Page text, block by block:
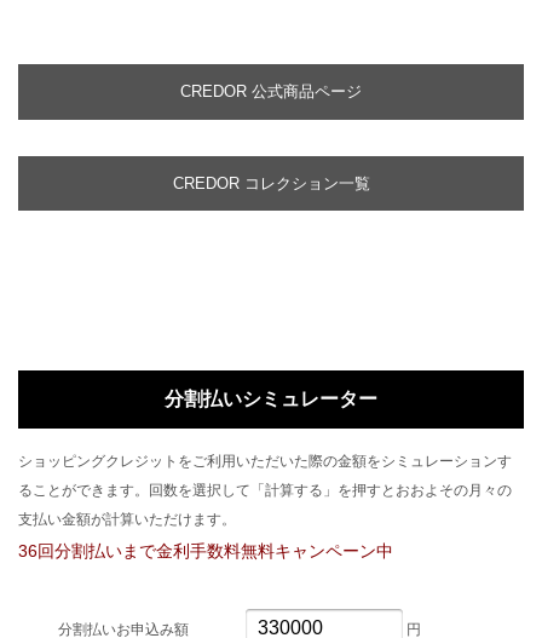
CREDOR 公式商品ページ
CREDOR コレクション一覧
分割払いシミュレーター
ショッピングクレジットをご利用いただいた際の金額をシミュレーションす
ることができます。回数を選択して「計算する」を押すとおおよその月々の
支払い金額が計算いただけます。
36回分割払いまで金利手数料無料キャンペーン中
分割払いお申込み額 円